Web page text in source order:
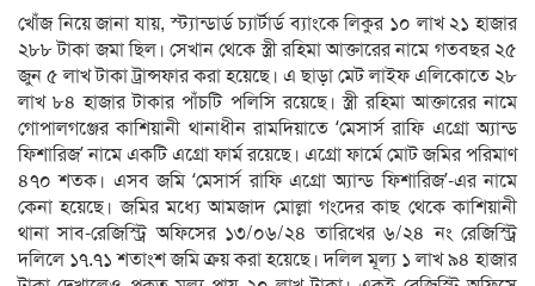
খোঁজ নিয়ে জানা যায়, স্ট্যান্ডার্ড চ্যার্টার্ড ব্যাংকে লিকুর ১০ লাখ ২১ হাজার
২৮৮ টাকা জমা ছিল। সেখান থেকে স্ত্রী রহিমা আক্তারের নামে গতবছর ২৫
জুন ৫ লাখ টাকা ট্রান্সফার করা হয়েছে। এ ছাড়া মেট লাইফ এলিকোতে ২৮
লাখ ৮৪ হাজার টাকার পাঁচটি পলিসি রয়েছে। স্ত্রী রহিমা আক্তারের নামে
গোপালগঞ্জের কাশিয়ানী থানাধীন রামদিয়াতে ‘মেসার্স রাফি এগ্রো অ্যান্ড
ফিশারিজ’ নামে একটি এগ্রো ফার্ম রয়েছে। এগ্রো ফার্মে মোট জমির পরিমাণ
৪৭০ শতক। এসব জমি ‘মেসার্স রাফি এগ্রো অ্যান্ড ফিশারিজ’-এর নামে
কেনা হয়েছে। জমির মধ্যে আমজাদ মোল্লা গংদের কাছ থেকে কাশিয়ানী
থানা সাব-রেজিস্ট্রি অফিসের ১৩/০৬/২৪ তারিখের ৬/২৪ নং রেজিস্ট্রি
দলিলে ১৭.৭১ শতাংশ জমি ক্রয় করা হয়েছে। দলিল মূল্য ১ লাখ ৯৪ হাজার